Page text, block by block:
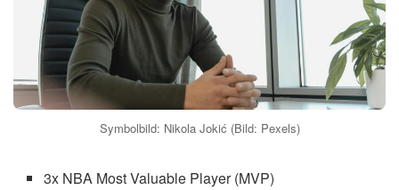
Symbolbild: Nikola Jokić (Bild: Pexels)
3x NBA Most Valuable Player (MVP)